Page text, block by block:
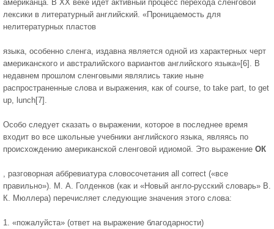
американца. В ХХ веке идет активный процесс перехода сленговой
лексики в литературный английский. «Проницаемость для
нелитературных пластов
языка, особенно сленга, издавна является одной из характерных черт
американского и австралийского вариантов английского языка»[6]. В
недавнем прошлом сленговыми являлись такие ныне
распространенные слова и выражения, как of course, to take part, to get
up, lunch[7].
Особо следует сказать о выражении, которое в последнее время
входит во все школьные учебники английского языка, являясь по
происхождению американской сленговой идиомой. Это выражение ОК
, разговорная аббревиатура словосочетания all correct («все
правильно»). М. А. Голденков (как и «Новый англо-русский словарь» В.
К. Мюллера) перечисляет следующие значения этого слова:
1. «пожалуйста» (ответ на выражение благодарности)